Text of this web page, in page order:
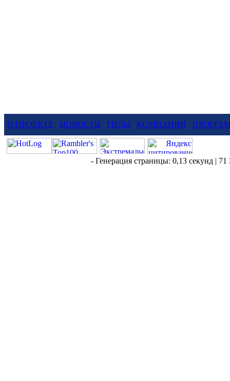
О ПРОЕКТЕ НОВОСТИ ГИДЫ КОМПАНИИ
- Генерация страницы: 0,13 секунд |